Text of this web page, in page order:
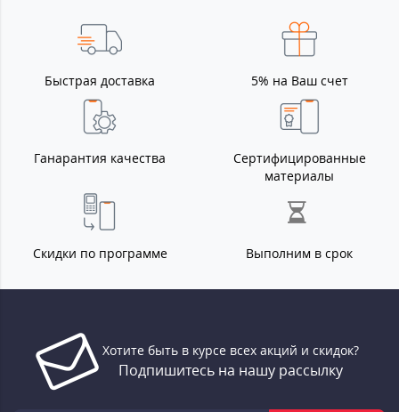
Быстрая доставка 5% на Ваш счет
Ганарантия качества
Сертифицированные
материалы
Скидки по программе Выполним в срок
Хотите быть в курсе всех акций и скидок?
Подпишитесь на нашу рассылку